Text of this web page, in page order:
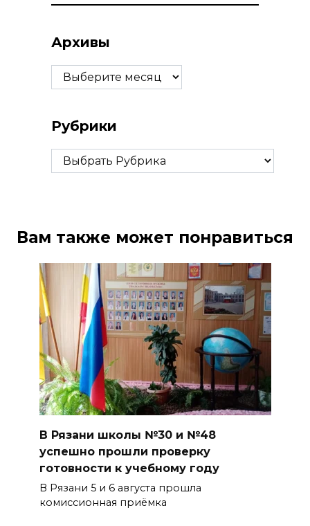
Архивы
Архивы
Рубрики
Рубрики
Вам также может понравиться
В Рязани школы №30 и №48
успешно прошли проверку
готовности к учебному году
В Рязани 5 и 6 августа прошла
комиссионная приёмка